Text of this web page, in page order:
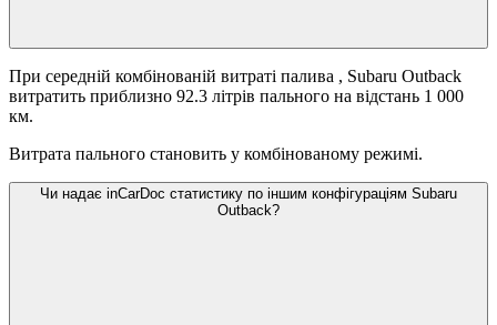
При середній комбінованій витраті палива , Subaru Outback
витратить приблизно 92.3 літрів пального на відстань 1 000
км.
Витрата пального становить у комбінованому режимі.
Чи надає inCarDoc статистику по іншим конфігураціям Subaru
Outback?